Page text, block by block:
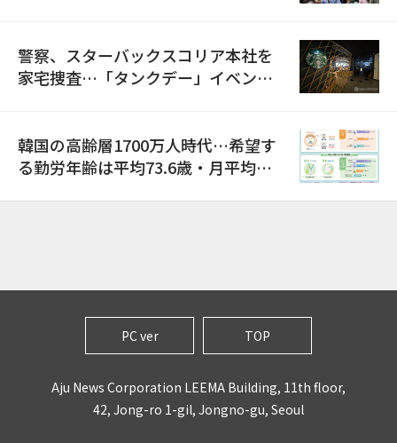
警察、スターバックスコリア本社を
家宅捜査…「タンクデー」イベント
韓国の高齢層1700万人時代…希望す
る勤労年齢は平均73.6歳・月平均賃
PC ver TOP
Aju News Corporation LEEMA Building, 11th floor,
42, Jong-ro 1-gil, Jongno-gu, Seoul